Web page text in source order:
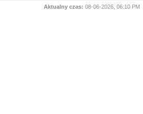
Aktualny czas: 08-06-2026, 06:10 PM